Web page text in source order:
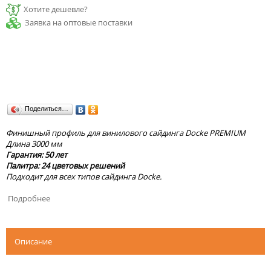
Хотите дешевле?
Заявка на оптовые поставки
Поделиться…
Финишный профиль для винилового сайдинга Docke PREMIUM
Длина 3000 мм
Гарантия: 50 лет
Палитра: 24 цветовых решений
Подходит для всех типов сайдинга Docke.
Подробнее
Описание